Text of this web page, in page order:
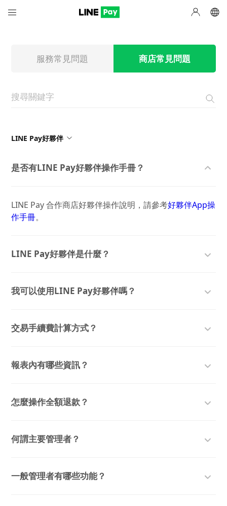
服務常見問題 商店常見問題
LINE Pay好夥伴
是否有LINE Pay好夥伴操作手冊？
LINE Pay 合作商店好夥伴操作說明，請參考好夥伴App操
作手冊。
LINE Pay好夥伴是什麼？
我可以使用LINE Pay好夥伴嗎？
交易手續費計算方式？
報表內有哪些資訊？
怎麼操作全額退款？
何謂主要管理者？
一般管理者有哪些功能？